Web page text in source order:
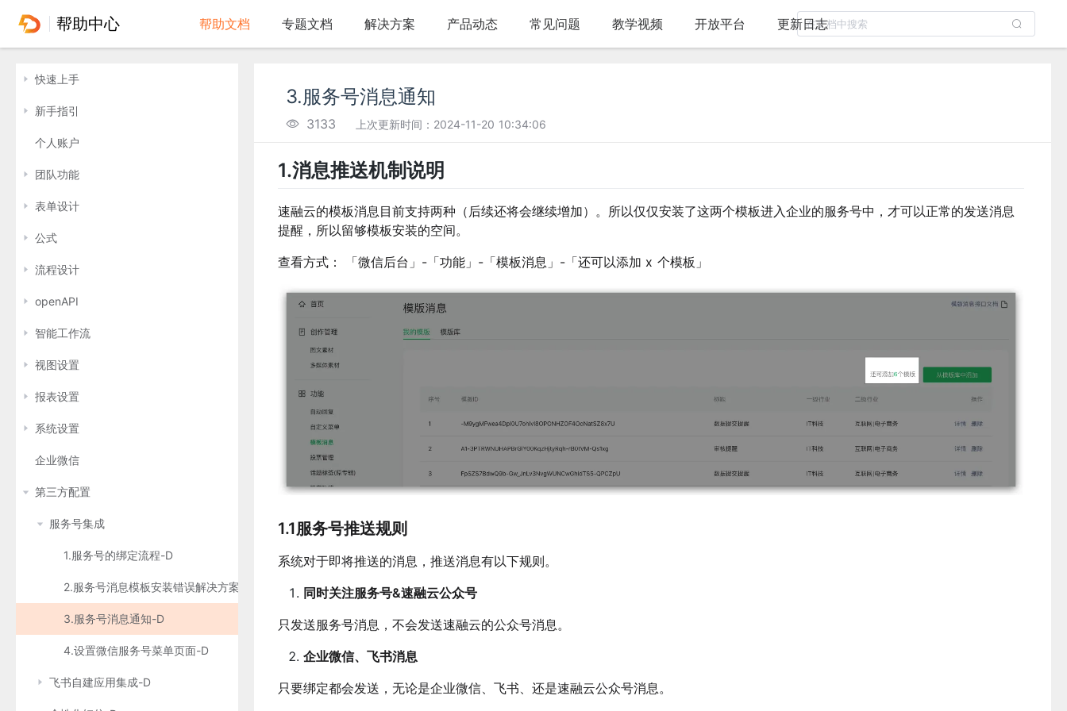
帮助中心 帮助文档 专题文档 解决方案 产品动态 常见问题 教学视频 开放平台 更新日志
快速上手
新手指引
个人账户
团队功能
表单设计
公式
流程设计
openAPI
智能工作流
视图设置
报表设置
系统设置
企业微信
第三方配置
服务号集成
1.服务号的绑定流程-D
2.服务号消息模板安装错误解决方案-D
3.服务号消息通知-D
4.设置微信服务号菜单页面-D
飞书自建应用集成-D
3.服务号消息通知
3133 上次更新时间：2024-11-20 10:34:06
1.消息推送机制说明
速融云的模板消息目前支持两种（后续还将会继续增加）。所以仅仅安装了这两个模板进入企业的服务号中，才可以正常的发送消息
提醒，所以留够模板安装的空间。
查看方式： 「微信后台」-「功能」-「模板消息」-「还可以添加 x 个模板」
1.1服务号推送规则
系统对于即将推送的消息，推送消息有以下规则。
同时关注服务号&速融云公众号
只发送服务号消息，不会发送速融云的公众号消息。
企业微信、飞书消息
只要绑定都会发送，无论是企业微信、飞书、还是速融云公众号消息。